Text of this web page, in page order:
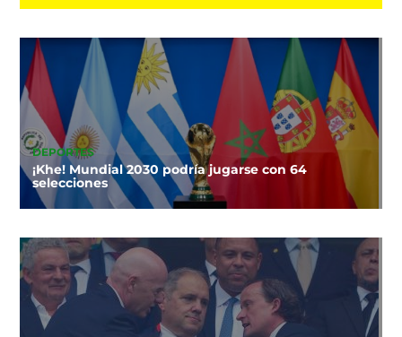
DEPORTES
¡Khe! Mundial 2030 podría jugarse con 64
selecciones